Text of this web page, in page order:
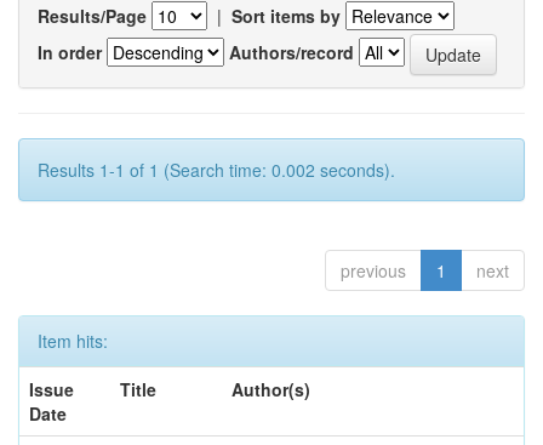
Results/Page | Sort items by
In order
Authors/record
Results 1-1 of 1 (Search time: 0.002 seconds).
previous 1 next
Item hits:
Issue
Date
Title Author(s)